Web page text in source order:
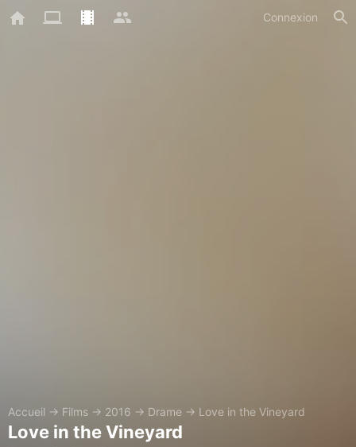
Connexion
Accueil → Films → 2016 → Drame → Love in the Vineyard
Love in the Vineyard